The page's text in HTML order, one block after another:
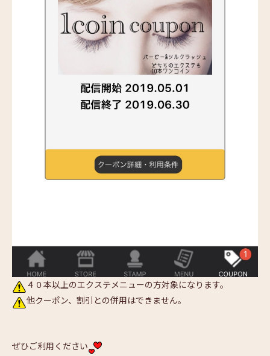
４０本以上のエクステメニューの方対象になります。
他クーポン、割引との併用はできません。
ぜひご利用ください